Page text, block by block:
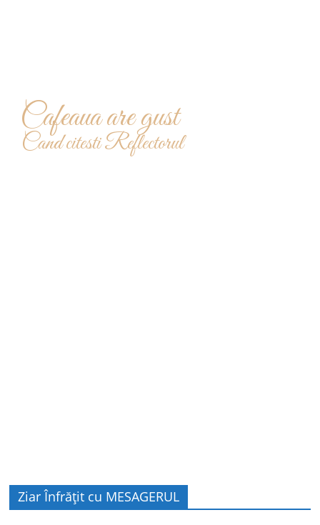
Cafeaua are gust
Cand citesti Reflectorul
Ziar Înfrățit cu MESAGERUL